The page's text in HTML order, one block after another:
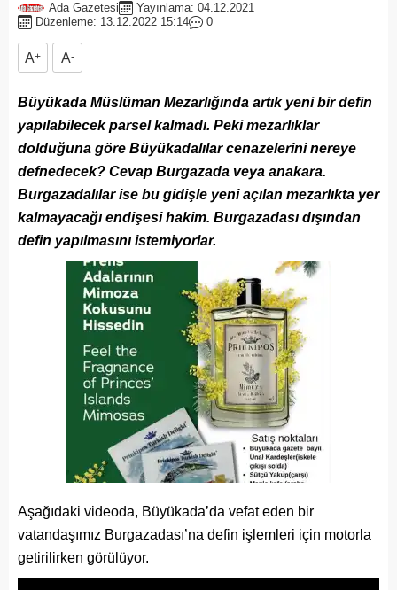
Ada Gazetesi
Yayınlama: 04.12.2021
Düzenleme: 13.12.2022 15:14
0
A+ A-
Büyükada Müslüman Mezarlığında artık yeni bir defin
yapılabilecek parsel kalmadı. Peki mezarlıklar
dolduğuna göre Büyükadalılar cenazelerini nereye
defnedecek? Cevap Burgazada veya anakara.
Burgazadalılar ise bu gidişle yeni açılan mezarlıkta yer
kalmayacağı endişesi hakim. Burgazadası dışından
defin yapılmasını istemiyorlar.
Aşağıdaki videoda, Büyükada’da vefat eden bir
vatandaşımız Burgazadası’na defin işlemleri için motorla
getirilirken görülüyor.